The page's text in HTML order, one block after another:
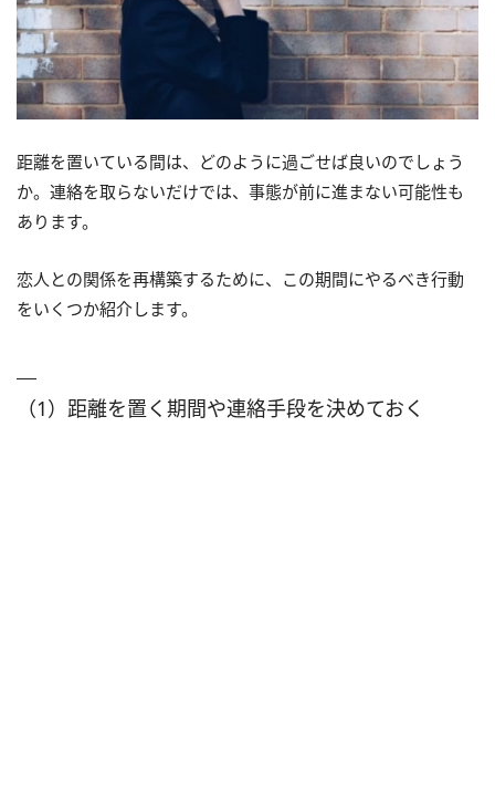
距離を置いている間は、どのように過ごせば良いのでしょう
か。連絡を取らないだけでは、事態が前に進まない可能性も
あります。
恋人との関係を再構築するために、この期間にやるべき行動
をいくつか紹介します。
（1）距離を置く期間や連絡手段を決めておく